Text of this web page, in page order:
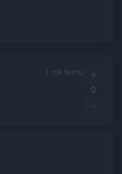
1 rok temu +
0
-